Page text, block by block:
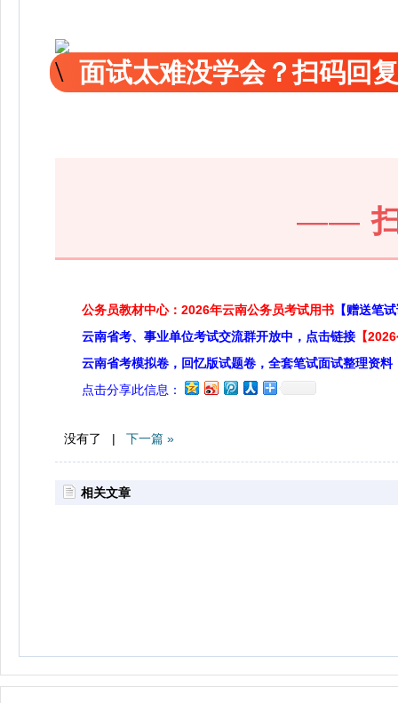
面试太难没学会？扫码回
——
公务员教材中心：2026年云南公务员考试用书 【赠送笔
云南省考、事业单位考试交流群开放中，点击链接 【
云南省考模拟卷，回忆版试题卷，全套笔试面试整理资料
点击分享此信息：
没有了 | 下一篇 »
相关文章